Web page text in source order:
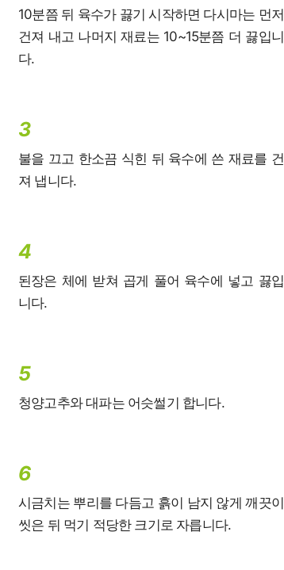
10분쯤 뒤 육수가 끓기 시작하면 다시마는 먼저
건져 내고 나머지 재료는 10~15분쯤 더 끓입니
다.
3
불을 끄고 한소끔 식힌 뒤 육수에 쓴 재료를 건
져 냅니다.
4
된장은 체에 받쳐 곱게 풀어 육수에 넣고 끓입
니다.
5
청양고추와 대파는 어슷썰기 합니다.
6
시금치는 뿌리를 다듬고 흙이 남지 않게 깨끗이
씻은 뒤 먹기 적당한 크기로 자릅니다.